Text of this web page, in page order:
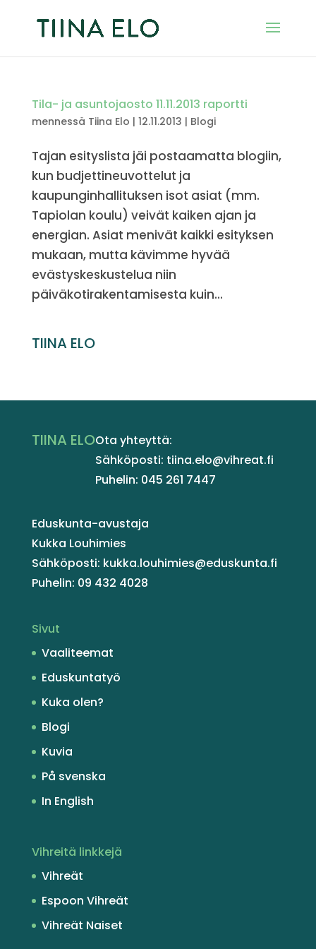
Tila- ja asuntojaosto 11.11.2013 raportti
mennessä Tiina Elo | 12.11.2013 | Blogi
Tajan esityslista jäi postaamatta blogiin,
kun budjettineuvottelut ja
kaupunginhallituksen isot asiat (mm.
Tapiolan koulu) veivät kaiken ajan ja
energian. Asiat menivät kaikki esityksen
mukaan, mutta kävimme hyvää
evästyskeskustelua niin
päiväkotirakentamisesta kuin...
TIINA ELO
TIINA ELOOta yhteyttä:
Sähköposti: tiina.elo@vihreat.fi
Puhelin: 045 261 7447
Eduskunta-avustaja
Kukka Louhimies
Sähköposti: kukka.louhimies@eduskunta.fi
Puhelin: 09 432 4028
Sivut
Vaaliteemat
Eduskuntatyö
Kuka olen?
Blogi
Kuvia
På svenska
In English
Vihreitä linkkejä
Vihreät
Espoon Vihreät
Vihreät Naiset